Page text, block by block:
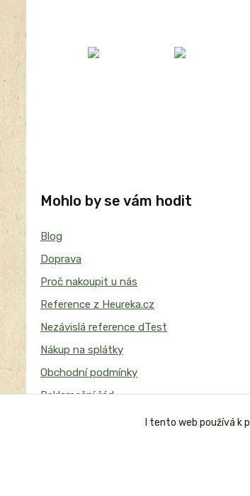
Mohlo by se vám hodit
Blog
Doprava
Proč nakoupit u nás
Reference z Heureka.cz
Nezávislá reference dTest
Nákup na splátky
Obchodní podmínky
Reklamační řád
I tento web používá